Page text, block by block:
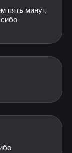
пять минут,